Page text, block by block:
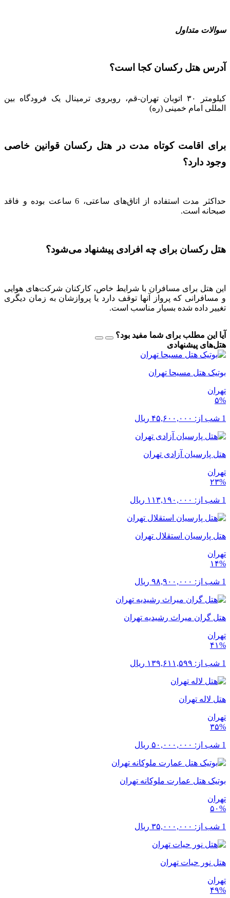
سوالات متداول
آدرس هتل رکسان کجا است؟
کیلومتر ۳۰ اتوبان تهران-قم، روبروی ترمینال یک فرودگاه بین
المللی امام خمینی (ره)
برای اقامت کوتاه مدت در هتل رکسان قوانین خاصی
وجود دارد؟
حداکثر مدت استفاده از اتاق‎‌های ساعتی، 6 ساعت بوده و فاقد
صبحانه است.
هتل رکسان برای چه افرادی پیشنهاد می‌شود؟
این هتل برای مسافران با شرایط خاص، کارکنان شرکت‌های هوایی
و مسافرانی که پرواز آن‎ها توقف دارد یا پروازشان به زمان دیگری
تغییر داده شده بسیار مناسب است.
آیا این مطلب برای شما مفید بود؟
هتل‌های پیشنهادی
بوتیک هتل مسیحا تهران
تهران
۵%
1 شب از: ۴۵,۶۰۰,۰۰۰ ریال
هتل پارسیان آزادی تهران
تهران
۲۳%
1 شب از: ۱۱۳,۱۹۰,۰۰۰ ریال
هتل پارسیان استقلال تهران
تهران
۱۴%
1 شب از: ۹۸,۹۰۰,۰۰۰ ریال
هتل گران میراث رشیدیه تهران
تهران
۴۱%
1 شب از: ۱۳۹,۶۱۱,۵۹۹ ریال
هتل لاله تهران
تهران
۳۵%
1 شب از: ۵۰,۰۰۰,۰۰۰ ریال
بوتیک هتل عمارت ملوکانه تهران
تهران
۵۰%
1 شب از: ۳۵,۰۰۰,۰۰۰ ریال
هتل نور حیات تهران
تهران
۴۹%